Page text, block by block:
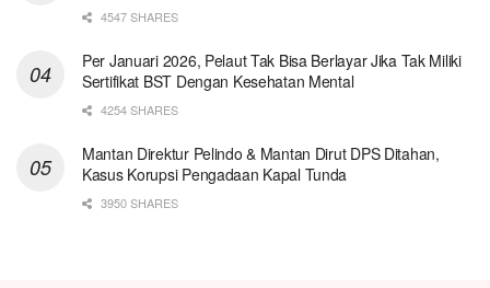
4547 SHARES
Per Januari 2026, Pelaut Tak Bisa Berlayar Jika Tak Miliki
Sertifikat BST Dengan Kesehatan Mental
4254 SHARES
Mantan Direktur Pelindo & Mantan Dirut DPS Ditahan,
Kasus Korupsi Pengadaan Kapal Tunda
3950 SHARES